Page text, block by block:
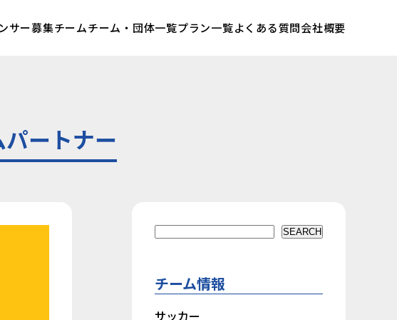
サー募集チームチーム・団体一覧プラン一覧よくある質問会社概要
ートナー
SEARCH
チーム情報
サッカー